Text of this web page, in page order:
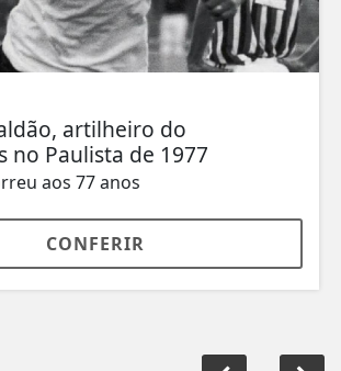
artilheiro do
no Paulista de 1977
aos 77 anos
CONFERIR